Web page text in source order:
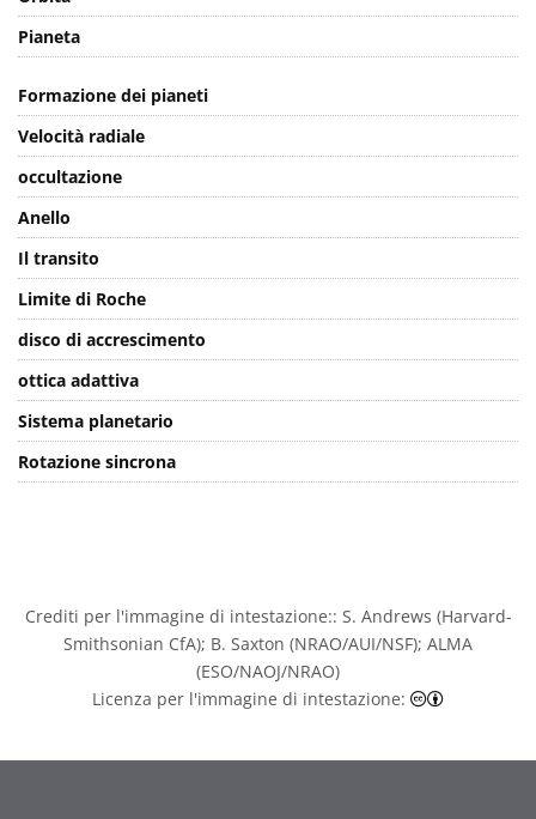
Pianeta
Formazione dei pianeti
Velocità radiale
occultazione
Anello
Il transito
Limite di Roche
disco di accrescimento
ottica adattiva
Sistema planetario
Rotazione sincrona
Crediti per l'immagine di intestazione:: S. Andrews (Harvard-
Smithsonian CfA); B. Saxton (NRAO/AUI/NSF); ALMA
(ESO/NAOJ/NRAO)
Licenza per l'immagine di intestazione:
Creative